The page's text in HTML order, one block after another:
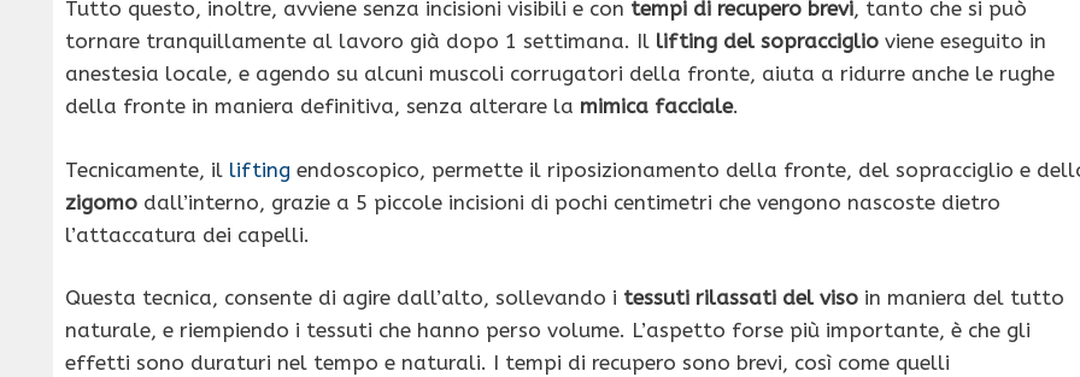
Tutto questo, inoltre, avviene senza incisioni visibili e con tempi di recupero brevi, tanto che si può
tornare tranquillamente al lavoro già dopo 1 settimana. Il lifting del sopracciglio viene eseguito in
anestesia locale, e agendo su alcuni muscoli corrugatori della fronte, aiuta a ridurre anche le rughe
della fronte in maniera definitiva, senza alterare la mimica facciale.
Tecnicamente, il lifting endoscopico, permette il riposizionamento della fronte, del sopracciglio e
zigomo dall’interno, grazie a 5 piccole incisioni di pochi centimetri che vengono nascoste dietro
l’attaccatura dei capelli.
Questa tecnica, consente di agire dall’alto, sollevando i tessuti rilassati del viso in maniera del tutto
naturale, e riempiendo i tessuti che hanno perso volume. L’aspetto forse più importante, è che gli
effetti sono duraturi nel tempo e naturali. I tempi di recupero sono brevi, così come quelli